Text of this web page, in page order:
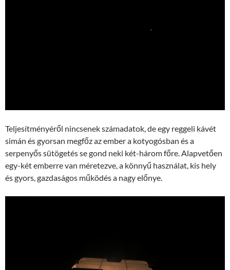
Teljesítményéről nincsenek számadatok, de egy reggeli kávét
simán és gyorsan megfőz az ember a kotyogósban és a
serpenyős sütögetés se gond neki két-három főre. Alapvetően
egy-két emberre van méretezve, a könnyű használat, kis hely
és gyors, gazdaságos működés a nagy előnye.